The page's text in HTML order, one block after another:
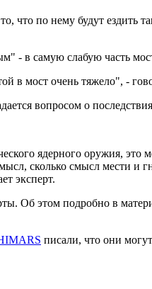
что по нему будут ездить
- в самую слабую часть
в мост очень тяжело", -
вопросом о
ядерного оружия, это
сколько смысл мести и
эксперт.
Об этом подробно в
писали, что они